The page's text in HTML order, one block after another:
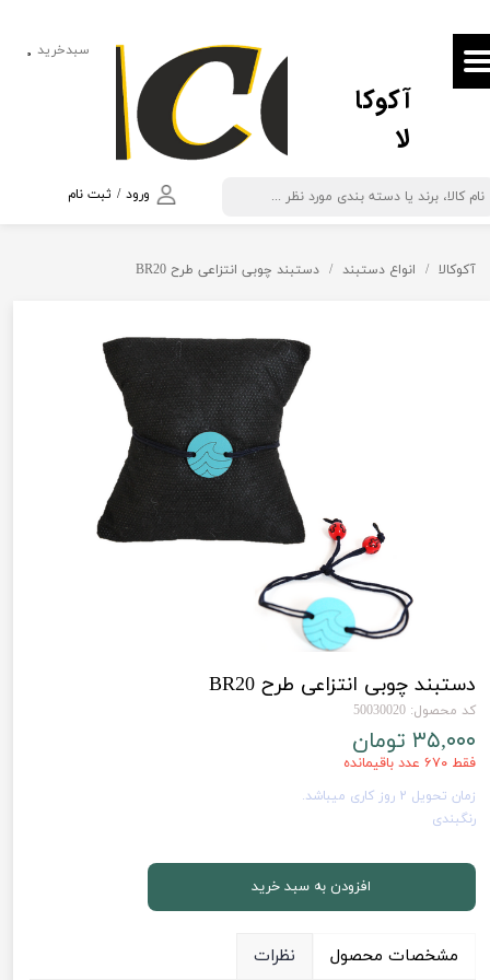
آکوکا
لا
ورود / ثبت نام
حساب کاربری من
تغییر گذر واژه
خروج از حساب کاربری
۰ سبدخرید
آکوکالا انواع دستبند دستبند چوبی انتزاعی طرح BR20
دستبند چوبی انتزاعی طرح BR20
کد محصول: 50030020
۳۵,۰۰۰ تومان
فقط ۶۷۰ عدد باقیمانده
زمان تحویل 2 روز کاری میباشد.
رنگبندی
افزودن به سبد خرید
مشخصات محصول نظرات